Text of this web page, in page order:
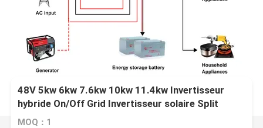
48V 5kw 6kw 7.6kw 10kw 11.4kw Invertisseur
hybride On/Off Grid Invertisseur solaire Split
Phase Pure Sine Wave Invertisseur solaire avec
MOQ：1